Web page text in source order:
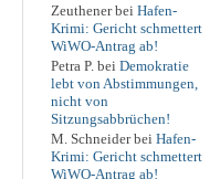
Zeuthenerbei Hafen-
Krimi: Gericht schmettert
WiWO-Antrag ab!
Petra P. bei Demokratie
lebt von Abstimmungen,
nicht von
Sitzungsabbrüchen!
M. Schneiderbei Hafen-
Krimi: Gericht schmettert
WiWO-Antrag ab!